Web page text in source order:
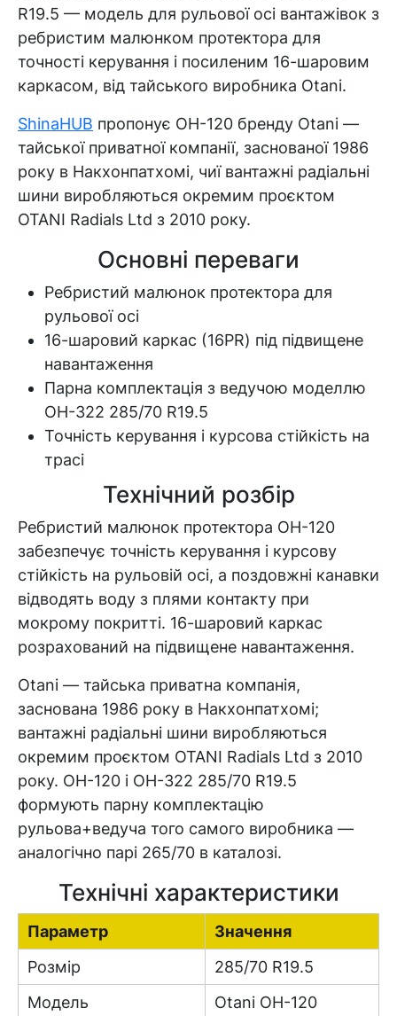
R19.5 — модель для рульової осі вантажівок з
ребристим малюнком протектора для
точності керування і посиленим 16-шаровим
каркасом, від тайського виробника Otani.
ShinaHUB пропонує OH-120 бренду Otani —
тайської приватної компанії, заснованої 1986
року в Накхонпатхомі, чиї вантажні радіальні
шини виробляються окремим проєктом
OTANI Radials Ltd з 2010 року.
Основні переваги
Ребристий малюнок протектора для
рульової осі
16-шаровий каркас (16PR) під підвищене
навантаження
Парна комплектація з ведучою моделлю
OH-322 285/70 R19.5
Точність керування і курсова стійкість на
трасі
Технічний розбір
Ребристий малюнок протектора OH-120
забезпечує точність керування і курсову
стійкість на рульовій осі, а поздовжні канавки
відводять воду з плями контакту при
мокрому покритті. 16-шаровий каркас
розрахований на підвищене навантаження.
Otani — тайська приватна компанія,
заснована 1986 року в Накхонпатхомі;
вантажні радіальні шини виробляються
окремим проєктом OTANI Radials Ltd з 2010
року. OH-120 і OH-322 285/70 R19.5
формують парну комплектацію
рульова+ведуча того самого виробника —
аналогічно парі 265/70 в каталозі.
Технічні характеристики
Параметр
Значення
Розмір
285/70 R19.5
Модель
Otani OH-120